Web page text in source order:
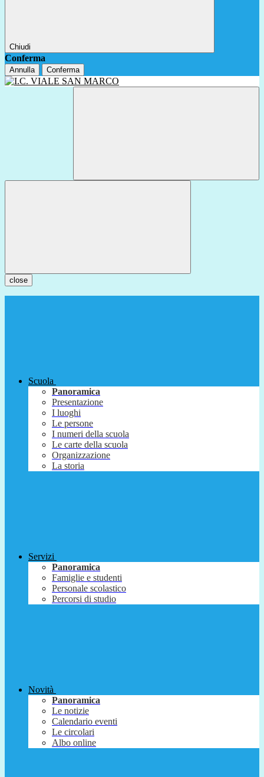
Chiudi
Conferma
Annulla Conferma
close
Scuola
Panoramica
Presentazione
I luoghi
Le persone
I numeri della scuola
Le carte della scuola
Organizzazione
La storia
Servizi
Panoramica
Famiglie e studenti
Personale scolastico
Percorsi di studio
Novità
Panoramica
Le notizie
Calendario eventi
Le circolari
Albo online